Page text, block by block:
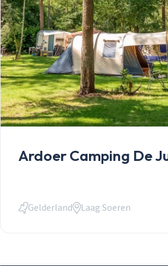
Ardoer Camping De
Gelderland Laag Soeren